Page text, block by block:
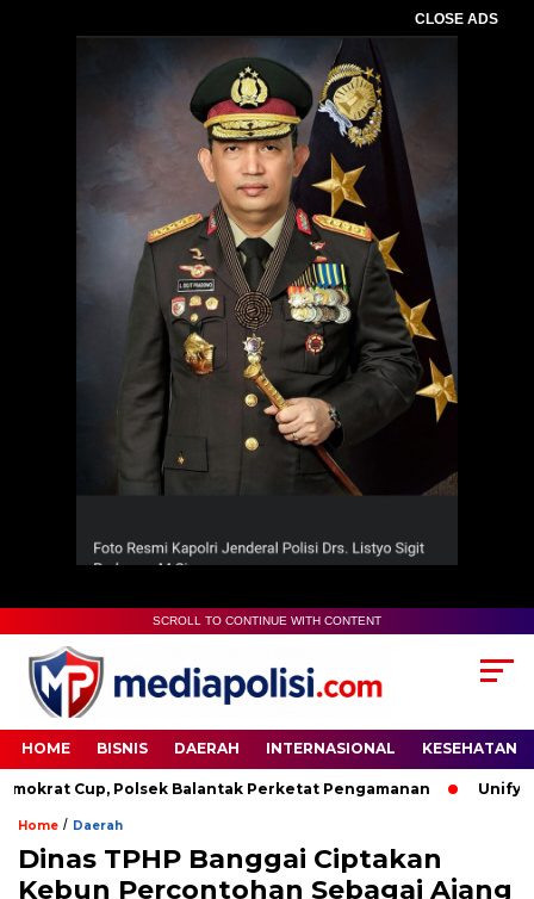
CLOSE ADS
SCROLL TO CONTINUE WITH CONTENT
HOME BISNIS DAERAH INTERNASIONAL KESEHATAN
Cup, Polsek Balantak Perketat Pengamanan Unifying
Home / Daerah
Dinas TPHP Banggai Ciptakan
Kebun Percontohan Sebagai Ajang